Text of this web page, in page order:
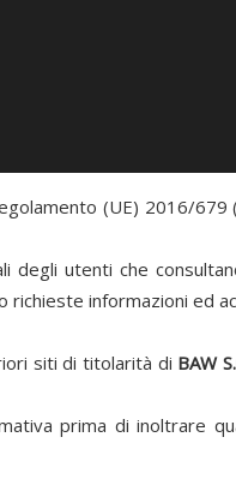
(UE) 2016/
utenti che
informazioni ed
siti di titolarità di BAW
prima di inoltrare